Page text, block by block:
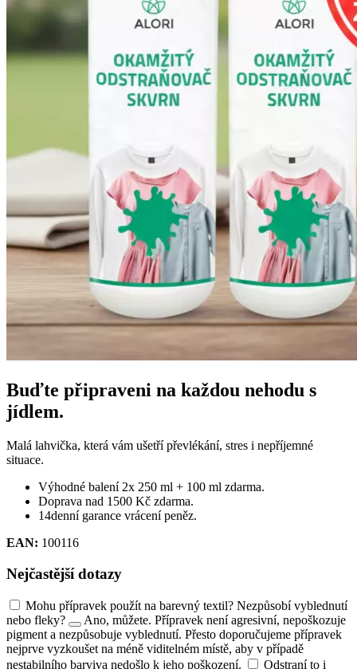
Buďte připraveni na každou nehodu s
jídlem.
Malá lahvička, která vám ušetří převlékání, stres i nepříjemné
situace.
Výhodné balení 2x 250 ml + 100 ml zdarma.
Doprava nad 1500 Kč zdarma.
14denní garance vrácení peněz.
EAN: 100116
Nejčastější dotazy
Mohu přípravek použít na barevný textil? Nezpůsobí vyblednutí
nebo fleky?
Ano, můžete. Přípravek není agresivní, nepoškozuje
pigment a nezpůsobuje vyblednutí. Přesto doporučujeme přípravek
nejprve vyzkoušet na méně viditelném místě, aby v případě
nestabilního barviva nedošlo k jeho poškození.
Odstraní to i